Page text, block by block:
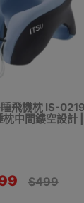
儀器 物業管
飛機枕 IS-
中間鏤空設計
$499